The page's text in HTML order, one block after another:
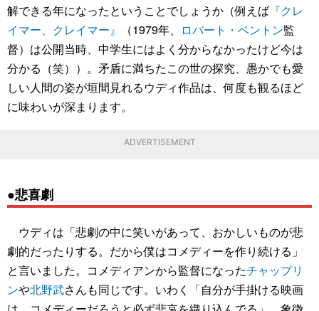
解できる年になったということでしょうか（例えば 『クレ
イマー、クレイマー』
（1979年、 ロバート・ベントン監
督）は公開当時、中学生にはよく分からなかったけど今は
分かる（笑））。矛盾に満ちたこの世の探究、愚かでも愛
しい人間の姿が垣間見れるウディ作品は、何度も観るほど
に味わいが深まります。
ADVERTISEMENT
●悲喜劇
ウディは「悲劇の中に笑いがあって、おかしいものが悲
劇的だったりする。だから僕はコメディーを作り続ける」
と言いました。コメディアンから監督になったチャップリ
ンや北野武さんも同じです。いわく「自分が手掛ける映画